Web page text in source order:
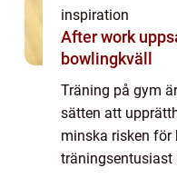
inspiration
After work uppsala från
bowlingkväll
Träning på gym
sätten att
minska risken för
träningsentusiast